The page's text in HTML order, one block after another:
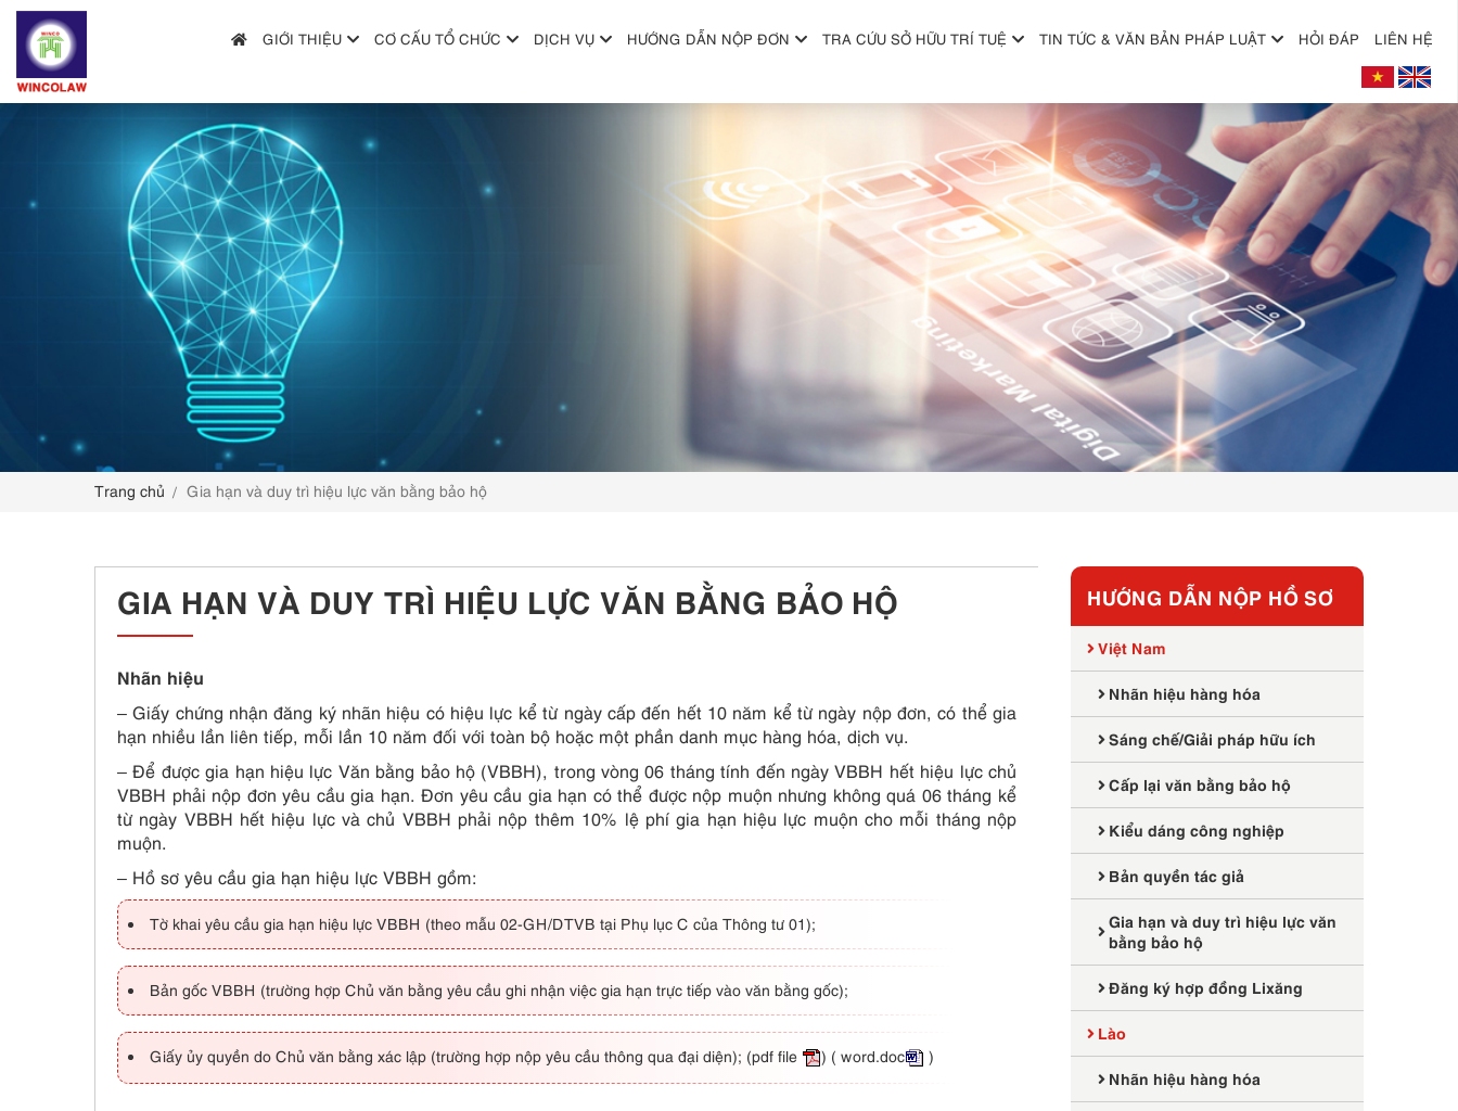
+
CƠ CẤU TỔ CHỨC +
+
HƯỚNG DẪN NỘP ĐƠN
TRA CỨU SỞ HỮU TRÍ TUỆ
TIN TỨC & VĂN BẢN PHÁP LUẬT
HỎI ĐÁP
GIỚI THIỆU CƠ CẤU TỔ CHỨC DỊCH VỤ HƯỚNG DẪN NỘP ĐƠN TRA CỨU SỞ HỮU TRÍ TUỆ TIN TỨC & VĂN BẢN PHÁP LUẬT HỎI ĐÁP LIÊN HỆ
Trang chủ Gia hạn và duy trì hiệu lực văn bằng bảo hộ
GIA HẠN VÀ DUY TRÌ HIỆU LỰC VĂN BẰNG BẢO HỘ
Nhãn hiệu
– Giấy chứng nhận đăng ký nhãn hiệu có hiệu lực kể từ ngày cấp đến hết 10 năm kể từ ngày nộp đơn, có thể gia
hạn nhiều lần liên tiếp, mỗi lần 10 năm đối với toàn bộ hoặc một phần danh mục hàng hóa, dịch vụ.
– Để được gia hạn hiệu lực Văn bằng bảo hộ (VBBH), trong vòng 06 tháng tính đến ngày VBBH hết hiệu lực chủ
VBBH phải nộp đơn yêu cầu gia hạn. Đơn yêu cầu gia hạn có thể được nộp muộn nhưng không quá 06 tháng kể
từ ngày VBBH hết hiệu lực và chủ VBBH phải nộp thêm 10% lệ phí gia hạn hiệu lực muộn cho mỗi tháng nộp
muộn.
– Hồ sơ yêu cầu gia hạn hiệu lực VBBH gồm:
Tờ khai yêu cầu gia hạn hiệu lực VBBH (theo mẫu 02-GH/DTVB tại Phụ lục C của Thông tư 01);
Bản gốc VBBH (trường hợp Chủ văn bằng yêu cầu ghi nhận việc gia hạn trực tiếp vào văn bằng gốc);
Giấy ủy quyền do Chủ văn bằng xác lập (trường hợp nộp yêu cầu thông qua đại diện); (pdf file ) ( word.doc )
HƯỚNG DẪN NỘP HỒ SƠ
Việt Nam
Nhãn hiệu hàng hóa
Sáng chế/Giải pháp hữu ích
Cấp lại văn bằng bảo hộ
Kiểu dáng công nghiệp
Bản quyền tác giả
Gia hạn và duy trì hiệu lực văn
bằng bảo hộ
Đăng ký hợp đồng Lixăng
Lào
Nhãn hiệu hàng hóa